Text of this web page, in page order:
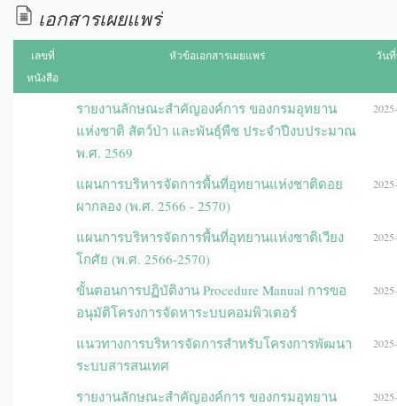
เอกสารเผยแพร่
เลขที่
หนังสือ
หัวข้อเอกสารเผยแพร่ วัน
รายงานลักษณะสำคัญองค์การ ของกรมอุทยาน
แห่งชาติ สัตว์ป่า และพันธุ์พืช ประจำปีงบประมาณ
พ.ศ. 2569
แผนการบริหารจัดการพื้นที่อุทยานแห่งชาติดอย
ผากลอง (พ.ศ. 2566 - 2570)
แผนการบริหารจัดการพื้นที่อุทยานแห่งชาติเวียง
โกศัย (พ.ศ. 2566-2570)
ขั้นตอนการปฏิบัติงาน Procedure Manual การขอ
อนุมัติโครงการจัดหาระบบคอมพิวเตอร์
แนวทางการบริหารจัดการสำหรับโครงการพัฒนา
ระบบสารสนเทศ
รายงานลักษณะสำคัญองค์การ ของกรมอุทยาน